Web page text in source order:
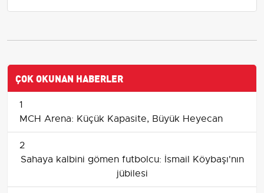
ÇOK OKUNAN HABERLER
1
MCH Arena: Küçük Kapasite, Büyük Heyecan
2
Sahaya kalbini gömen futbolcu: İsmail Köybaşı'nın
jübilesi